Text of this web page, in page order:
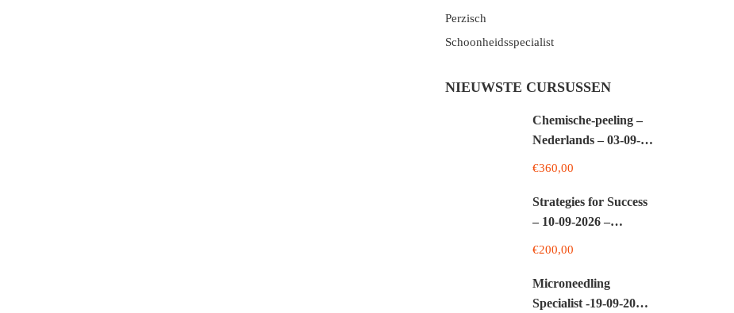
Perzisch
Schoonheidsspecialist
NIEUWSTE CURSUSSEN
Chemische-peeling –
Nederlands – 03-09-
€360,00
Strategies for Success
– 10-09-2026 –
€200,00
Microneedling
Specialist -19-09-2026